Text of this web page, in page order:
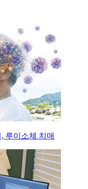
루이소체 치매